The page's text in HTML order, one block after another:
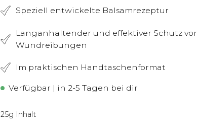
Speziell entwickelte Balsamrezeptur
Langanhaltender und effektiver Schutz vor
Wundreibungen
Im praktischen Handtaschenformat
Verfügbar | in 2-5 Tagen bei dir
25g Inhalt